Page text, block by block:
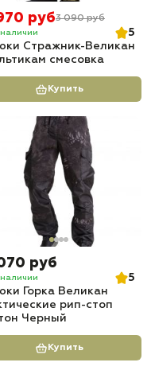
руб3 090 руб
наличии
5
Стражник-Великан
смесовка
Купить
руб
наличии
5
Горка Великан
рип-стоп
Черный
Купить